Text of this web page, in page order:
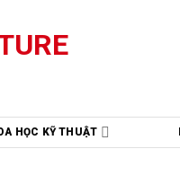
HỌC KỸ THUẬT